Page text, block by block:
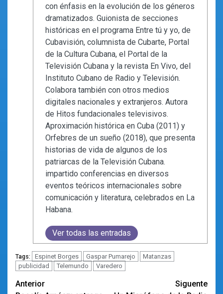
con énfasis en la evolución de los géneros
dramatizados. Guionista de secciones
históricas en el programa Entre tú y yo, de
Cubavisión, columnista de Cubarte, Portal
de la Cultura Cubana, el Portal de la
Televisión Cubana y la revista En Vivo, del
Instituto Cubano de Radio y Televisión.
Colabora también con otros medios
digitales nacionales y extranjeros. Autora
de Hitos fundacionales televisivos.
Aproximación histórica en Cuba (2011) y
Orfebres de un sueño (2018), que presenta
historias de vida de algunos de los
patriarcas de la Televisión Cubana.
impartido conferencias en diversos
eventos teóricos internacionales sobre
comunicación y literatura, celebrados en La
Habana.
Ver todas las entradas
Tags: Espinet Borges Gaspar Pumarejo
Matanzas
publicidad
Telemundo Varedero
Navegación
Anterior
Siguente